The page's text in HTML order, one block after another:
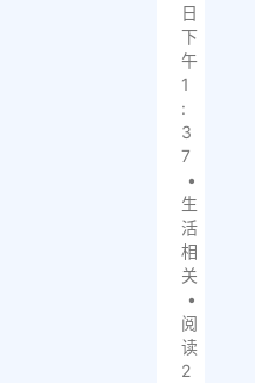
日
下
午
1
:
3
7
•
生
活
相
关
•
阅
读
2